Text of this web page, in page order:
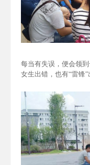
每当有失误，便会领
女生出错，也有“雷锋”